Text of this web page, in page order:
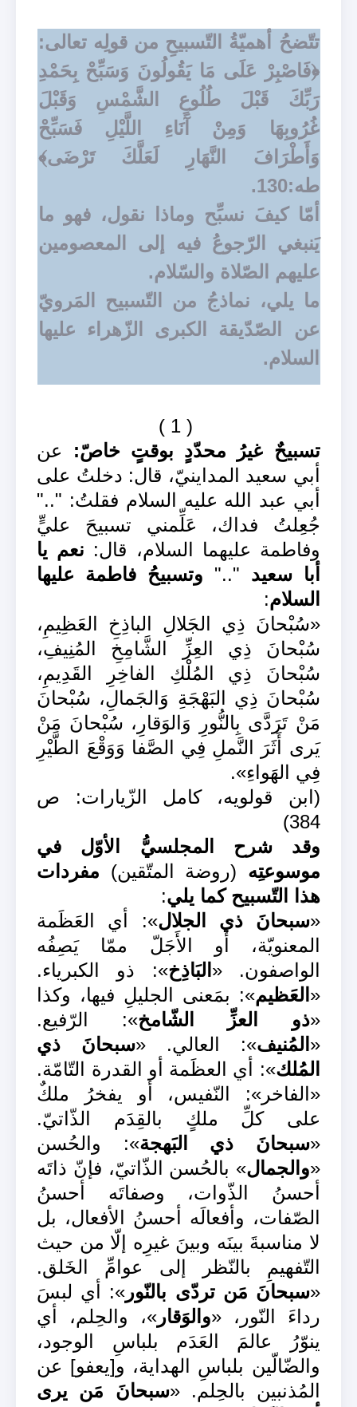
تتّضحُ أهميّةُ التّسبيحِ من قولِه تعالى:
﴿فَاصْبِرْ عَلَى مَا يَقُولُونَ وَسَبِّحْ بِحَمْدِ
رَبِّكَ قَبْلَ طُلُوعِ الشَّمْسِ وَقَبْلَ
غُرُوبِهَا وَمِنْ آَنَاءِ اللَّيْلِ فَسَبِّحْ
وَأَطْرَافَ النَّهَارِ لَعَلَّكَ تَرْضَى﴾
طه:130.
أمّا كيفَ نسبِّح وماذا نقول، فهو ما
يَنبغي الرّجوعُ فيه إلى المعصومين
عليهم الصّلاة والسّلام.
ما يلي، نماذجُ من التّسبيح المَرويّ
عن الصّدّيقة الكبرى الزّهراء عليها
السلام.
( 1 )
تسبيحٌ غيرُ محدّدٍ بوقتٍ خاصّ: عن
أبي سعيد المداينيّ، قال: دخلتُ على
أبي عبد الله عليه السلام فقلتُ: ".."
جُعِلتُ فداك، عَلِّمني تسبيحَ عليٍّ
وفاطمة عليهما السلام، قال: نعم يا
أبا سعيد ".." وتسبيحُ فاطمة عليها
السلام:
«سُبْحانَ ذِي الجَلالِ الباذِخِ العَظِيمِ،
سُبْحانَ ذِي العِزِّ الشَّامِخِ المُنِيفِ،
سُبْحانَ ذِي المُلْكِ الفاخِرِ القَدِيمِ،
سُبْحانَ ذِي البَهْجَةِ وَالجَمالِ، سُبْحانَ
مَنْ تَرَدَّى بِالنُّورِ وَالوَقارِ، سُبْحانَ مَنْ
يَرى أَثَرَ النَّملِ فِي الصَّفا وَوَقْعَ الطَّيْرِ
فِي الهَواءِ».
(ابن قولويه، كامل الزّيارات: ص
384)
وقد شرح المجلسيُّ الأوّل في
موسوعتِه (روضة المتّقين) مفردات
هذا التّسبيح كما يلي:
«سبحانَ ذي الجلال»: أي العَظَمة
المعنويّة، أو الأَجَلّ ممّا يَصِفُه
الواصفون. « البَاذِخ»: ذو الكبرياء.
« العَظيم»: بمَعنى الجليلِ فيها، وكذا
«ذو العزِّ الشّامخ»: الرّفيع.
« المُنيف»: العالي. «سبحانَ ذي
المُلك»: أي العظَمة أو القدرة التّامّة.
«الفاخر»: النّفيس، أو يفخرُ ملكٌ
على كلِّ ملكٍ بالقِدَم الذّاتيّ.
«سبحانَ ذي البَهجة»: والحُسن
«والجمال» بالحُسن الذّاتيّ، فإنّ ذاتَه
أحسنُ الذّوات، وصفاتَه أحسنُ
الصّفات، وأفعالَه أحسنُ الأفعال، بل
لا مناسبةَ بينَه وبينَ غيرِه إلّا من حيث
التّفهيمِ بالنّظر إلى عوامِّ الخَلق.
«سبحانَ مَن تردّى بالنّور »: أي لبسَ
رداءَ النّور، «والوَقار »، والحِلم، أي
ينوّرُ عالمَ العَدَم بلباسِ الوجود،
والضّالّين بلباسِ الهداية، و[يعفو] عن
المُذنبين بالحِلم. «سبحانَ مَن يرى